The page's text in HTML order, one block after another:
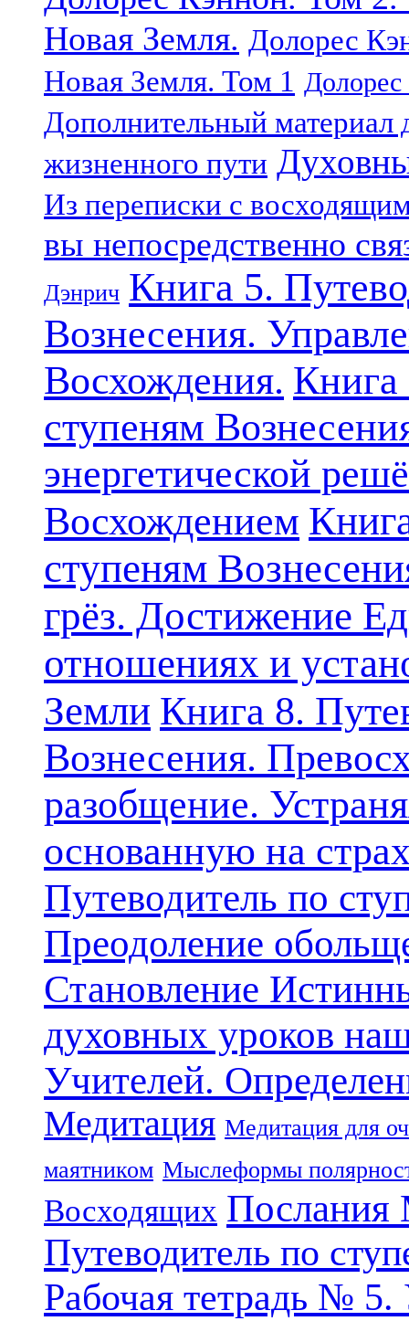
Новая Земля. Долорес
Новая Земля. Том 1
Дополнительный материал
жизненного пути
Из переписки с
вы непосредственно
Дэнрич Книга 5.
Вознесения.
Восхождения. Книга
ступеням
энергетической
Восхождением
ступеням
грёз. Достижение
отношениях и
Земли Книга 8.
Вознесения.
разобщение.
основанную на
Путеводитель по
Преодоление
Становление
духовных уроков
Учителей.
Медитация Медитация для
маятником Мыслеформы
Восходящих Послания
Путеводитель по
Рабочая тетрадь №